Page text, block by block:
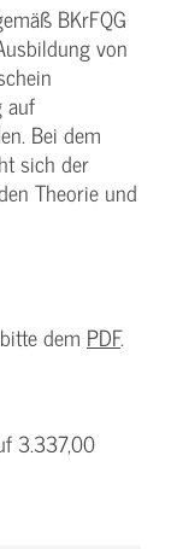
BKrFQG
von
auf
Bei dem
sich der
Theorie und
dem PDF.
3.337,00